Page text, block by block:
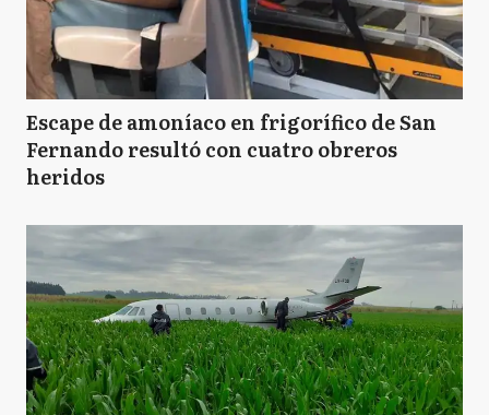
Escape de amoníaco en frigorífico de San
Fernando resultó con cuatro obreros
heridos